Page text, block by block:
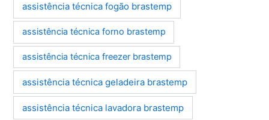
assistência técnica fogão brastemp
assistência técnica forno brastemp
assistência técnica freezer brastemp
assistência técnica geladeira brastemp
assistência técnica lavadora brastemp